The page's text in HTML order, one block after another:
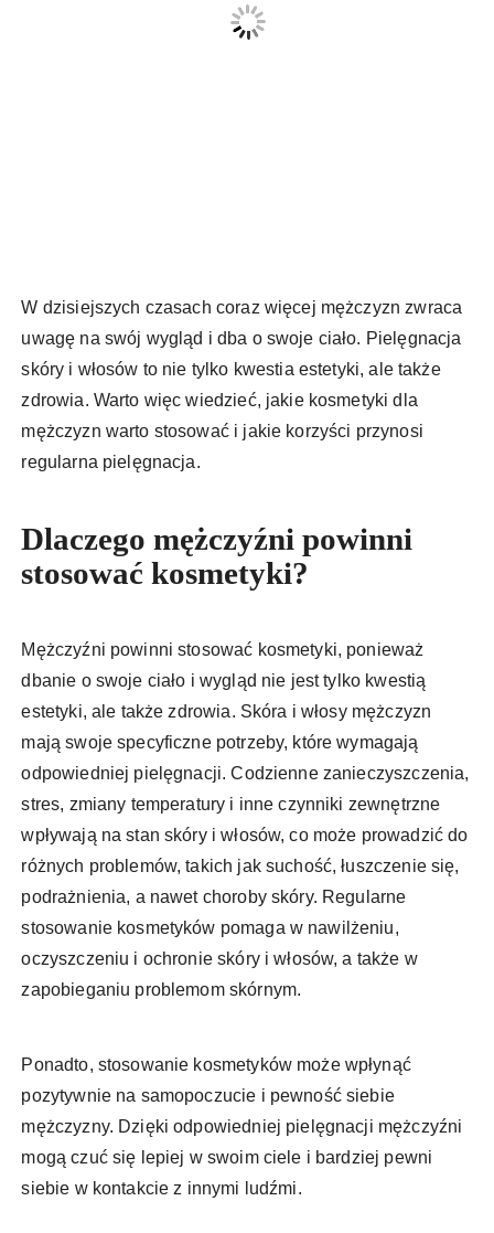
W dzisiejszych czasach coraz więcej mężczyzn zwraca
uwagę na swój wygląd i dba o swoje ciało. Pielęgnacja
skóry i włosów to nie tylko kwestia estetyki, ale także
zdrowia. Warto więc wiedzieć, jakie kosmetyki dla
mężczyzn warto stosować i jakie korzyści przynosi
regularna pielęgnacja.
Dlaczego mężczyźni powinni
stosować kosmetyki?
Mężczyźni powinni stosować kosmetyki, ponieważ
dbanie o swoje ciało i wygląd nie jest tylko kwestią
estetyki, ale także zdrowia. Skóra i włosy mężczyzn
mają swoje specyficzne potrzeby, które wymagają
odpowiedniej pielęgnacji. Codzienne zanieczyszczenia,
stres, zmiany temperatury i inne czynniki zewnętrzne
wpływają na stan skóry i włosów, co może prowadzić do
różnych problemów, takich jak suchość, łuszczenie się,
podrażnienia, a nawet choroby skóry. Regularne
stosowanie kosmetyków pomaga w nawilżeniu,
oczyszczeniu i ochronie skóry i włosów, a także w
zapobieganiu problemom skórnym.
Ponadto, stosowanie kosmetyków może wpłynąć
pozytywnie na samopoczucie i pewność siebie
mężczyzny. Dzięki odpowiedniej pielęgnacji mężczyźni
mogą czuć się lepiej w swoim ciele i bardziej pewni
siebie w kontakcie z innymi ludźmi.